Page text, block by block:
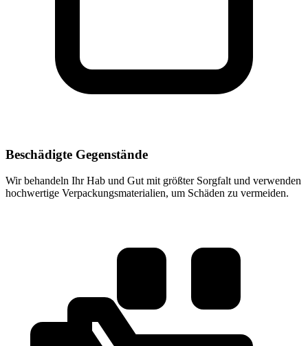
Beschädigte Gegenstände
Wir behandeln Ihr Hab und Gut mit größter Sorgfalt und verwenden
hochwertige Verpackungsmaterialien, um Schäden zu vermeiden.